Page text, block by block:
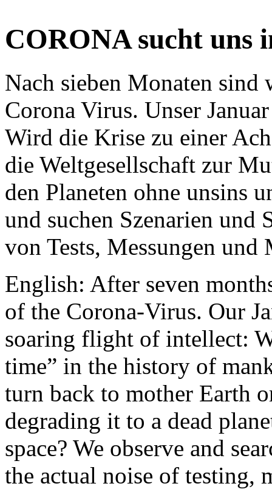
CORONA sucht uns
Nach sieben Monaten
Corona Virus. Unser
Wird die Krise zu einer
die Weltgesellschaft zur
den Planeten ohne unsins
und suchen Szenarien und
von Tests, Messungen und
English: After seven
of the Corona-Virus. Our
soaring flight of intellect:
time” in the history of
turn back to mother Earth
degrading it to a dead
space? We observe and
the actual noise of testing,